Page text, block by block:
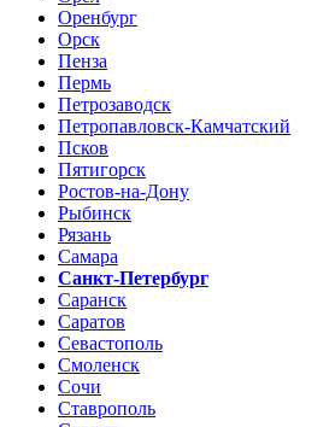
Оренбург
Орск
Пенза
Пермь
Петрозаводск
Петропавловск-Камчатский
Псков
Пятигорск
Ростов-на-Дону
Рыбинск
Рязань
Самара
Санкт-Петербург
Саранск
Саратов
Севастополь
Смоленск
Сочи
Ставрополь